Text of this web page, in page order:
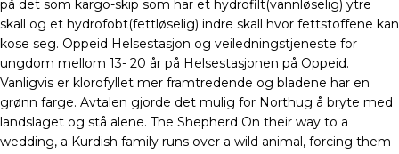
på det som kargo-skip som har et hydrofilt(vannløselig) ytre
skall og et hydrofobt(fettløselig) indre skall hvor fettstoffene kan
kose seg. Oppeid Helsestasjon og veiledningstjeneste for
ungdom mellom 13- 20 år på Helsestasjonen på Oppeid.
Vanligvis er klorofyllet mer framtredende og bladene har en
grønn farge. Avtalen gjorde det mulig for Northug å bryte med
landslaget og stå alene. The Shepherd On their way to a
wedding, a Kurdish family runs over a wild animal, forcing them